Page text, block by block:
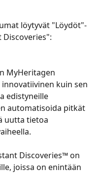
löytyvät "Löydöt"-
MyHeritagen
kuin sen
edistyneille
automatisoida pitkät
uutta tietoa
Discoveries™ on
joissa on enintään